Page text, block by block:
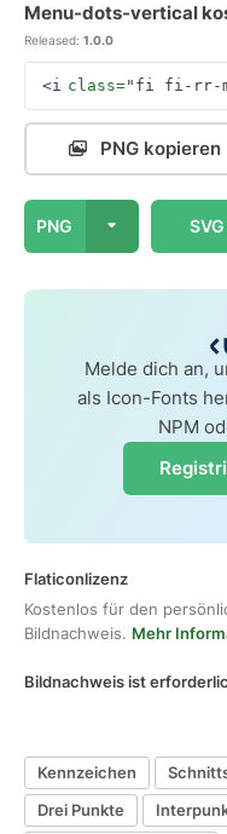
Menu-dots-vertical
Released: 1.0.0
<i class="fi fi-rr-
PNG kopieren
PNG SVG
Melde dich an,
als Icon-Fonts
NPM
Flaticonlizenz
Kostenlos für den
Bildnachweis. Mehr
Bildnachweis ist
Kennzeichen
Drei Punkte